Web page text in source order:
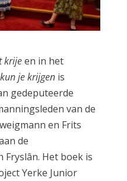
krijeen in het
je krijgen is
gedeputeerde
van de
en Frits
de
Het boek is
Yerke Junior